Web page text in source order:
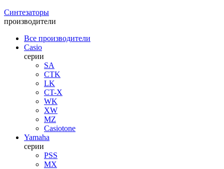
Синтезаторы
производители
Все производители
Casio
серии
SA
CTK
LK
CT-X
WK
XW
MZ
Casiotone
Yamaha
серии
PSS
MX